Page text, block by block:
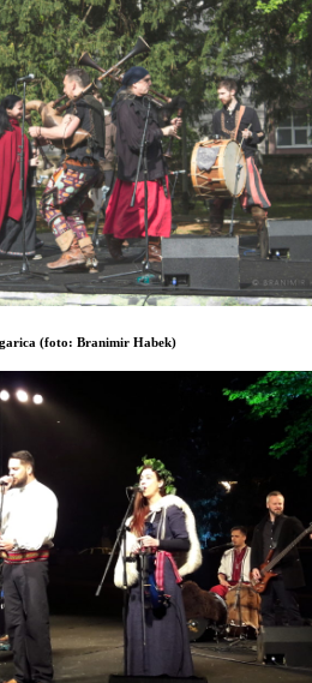
(foto: Branimir Habek)